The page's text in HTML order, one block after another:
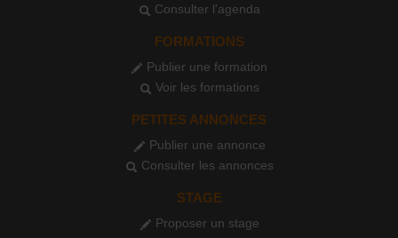
Consulter l'agenda
FORMATIONS
Publier une formation
Voir les formations
PETITES ANNONCES
Publier une annonce
Consulter les annonces
STAGE
Proposer un stage